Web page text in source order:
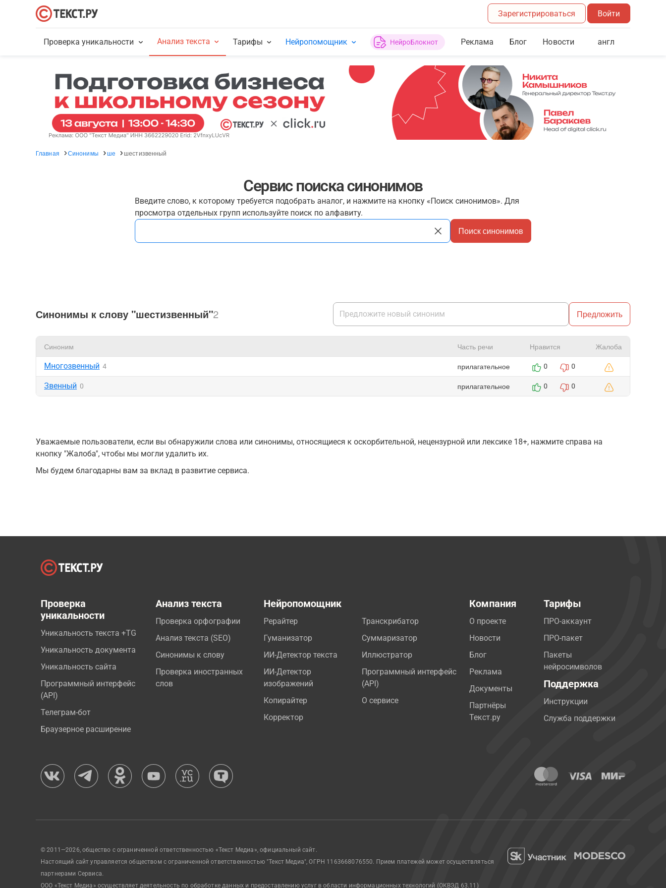
Зарегистрироваться Войти
Проверка уникальности Анализ текста Тарифы Нейропомощник НейроБлокнот Реклама Блог Новости англ
Главная Синонимы ше шестизвенный
Сервис поиска синонимов
Введите слово, к которому требуется подобрать аналог, и нажмите на кнопку «Поиск синонимов». Для
просмотра отдельных групп используйте поиск по алфавиту.
Поиск синонимов
Синонимы к слову "шестизвенный"2 Предложить
Синоним Часть речи Нравится Жалоба
Многозвенный 4 прилагательное 0 0
Звенный 0 прилагательное 0 0
Уважаемые пользователи, если вы обнаружили слова или синонимы, относящиеся к оскорбительной, нецензурной или лексике 18+, нажмите справа на
кнопку "Жалоба", чтобы мы могли удалить их.
Мы будем благодарны вам за вклад в развитие сервиса.
Проверка
уникальности
Уникальность текста +TG
Уникальность документа
Уникальность сайта
Программный интерфейс
(API)
Телеграм-бот
Браузерное расширение
Анализ текста
Проверка орфографии
Анализ текста (SEO)
Синонимы к слову
Проверка иностранных
слов
Нейропомощник
Рерайтер
Гуманизатор
ИИ-Детектор текста
ИИ-Детектор
изображений
Копирайтер
Корректор
Транскрибатор
Суммаризатор
Иллюстратор
Программный интерфейс
(API)
О сервисе
Компания
О проекте
Новости
Блог
Реклама
Документы
Партнёры
Текст.ру
Тарифы
ПРО-аккаунт
ПРО-пакет
Пакеты
нейросимволов
Поддержка
Инструкции
Служба поддержки
© 2011—2026, общество с ограниченной ответственностью «Текст Медиа», официальный сайт.
Настоящий сайт управляется обществом с ограниченной ответственностью "Текст Медиа", ОГРН 1163668076550. Прием платежей может осуществляться
партнерами Сервиса.
ООО «Текст Медиа» осуществляет деятельность по обработке данных и предоставлению услуг в области информационных технологий (ОКВЭД 63.11)